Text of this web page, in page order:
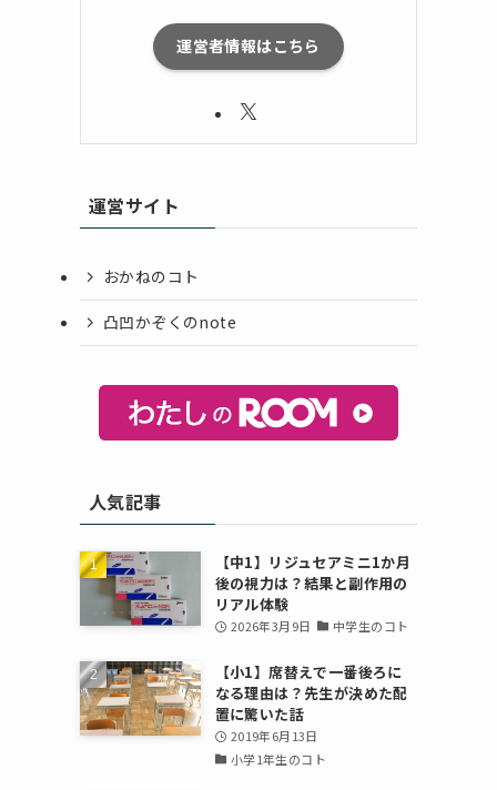
運営者情報はこちら
運営サイト
おかねのコト
凸凹かぞくのnote
人気記事
【中1】リジュセアミニ1か月
後の視力は？結果と副作用の
リアル体験
2026年3月9日 中学生のコト
【小1】席替えで一番後ろに
なる理由は？先生が決めた配
置に驚いた話
2019年6月13日
小学1年生のコト